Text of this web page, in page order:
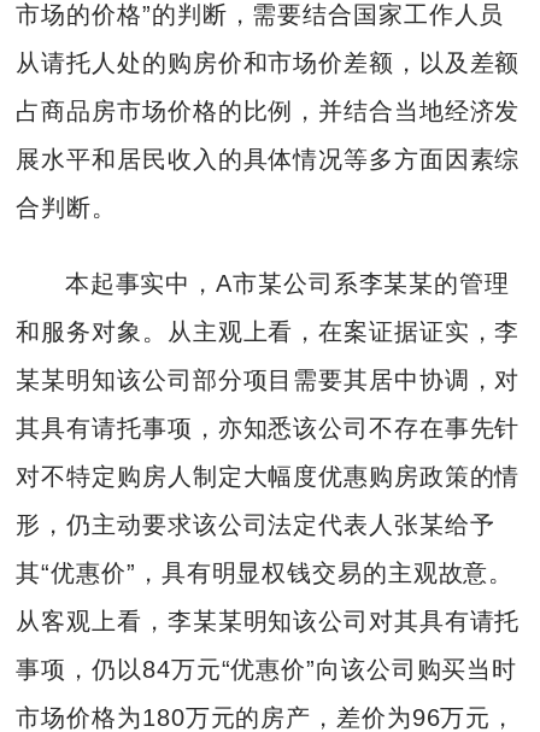
市场的价格”的判断，需要结合国家工作人员
从请托人处的购房价和市场价差额，以及差额
占商品房市场价格的比例，并结合当地经济发
展水平和居民收入的具体情况等多方面因素综
合判断。
本起事实中，A市某公司系李某某的管理
和服务对象。从主观上看，在案证据证实，李
某某明知该公司部分项目需要其居中协调，对
其具有请托事项，亦知悉该公司不存在事先针
对不特定购房人制定大幅度优惠购房政策的情
形，仍主动要求该公司法定代表人张某给予
其“优惠价”，具有明显权钱交易的主观故意。
从客观上看，李某某明知该公司对其具有请托
事项，仍以84万元“优惠价”向该公司购买当时
市场价格为180万元的房产，差价为96万元，